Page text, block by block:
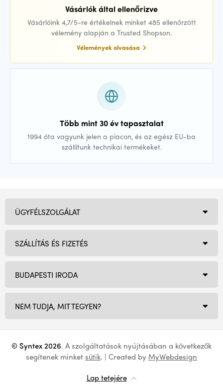
Vásárlók által ellenőrizve
Vásárlóink 4,7/5-re értékelnek minket 485 ellenőrzött
vélemény alapján a Trusted Shopson.
Vélemények olvasása
Több mint 30 év tapasztalat
1994 óta vagyunk jelen a piacon, és az egész EU-ba
szállítunk technikai termékeket.
BUDAPESTI IRODA
NEM TUDJA, MIT TEGYEN?
ÜGYFÉLSZOLGÁLAT
SZÁLLÍTÁS ÉS FIZETÉS
© Syntex 2026. A szolgáltatások nyújtásában a következők
segítenek minketsütik. | Created by MyWebdesign
Lap tetejére